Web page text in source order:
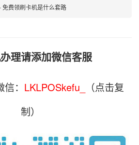
免费领刷卡机是什么套路
理请添加微信客服
： LKLPOSkefu_
（点击复
制）